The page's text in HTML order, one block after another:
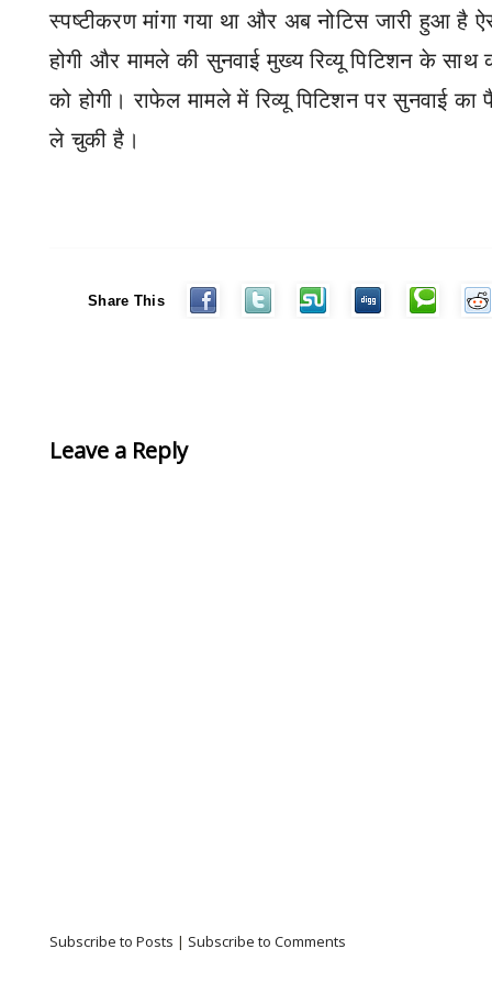
स्पष्टीकरण मांगा गया था और अब नोटिस जारी हुआ है
होगी और मामले की सुनवाई मुख्य रिव्यू पिटिशन के
को होगी। राफेल मामले में रिव्यू पिटिशन पर सुनवाई का
ले चुकी है।
Share This
Leave a Reply
Subscribe to Posts | Subscribe to Comments